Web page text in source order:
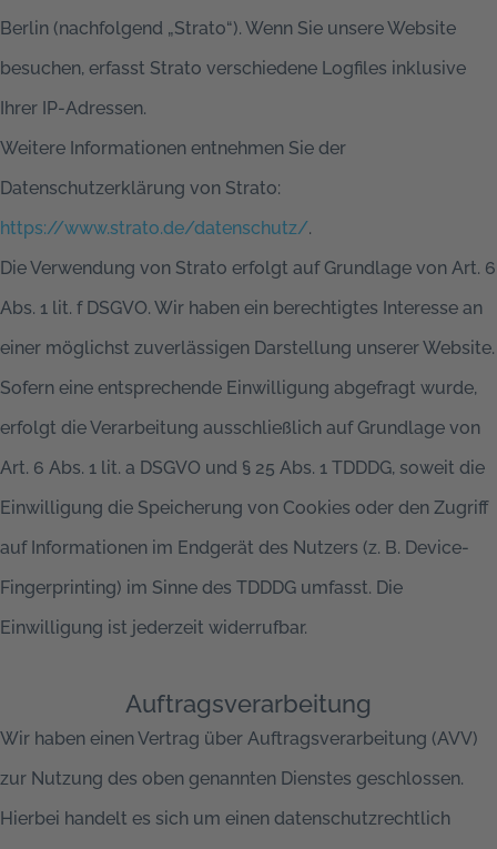
Berlin (nachfolgend „Strato“). Wenn Sie unsere Website
besuchen, erfasst Strato verschiedene Logfiles inklusive
Ihrer IP-Adressen.
Weitere Informationen entnehmen Sie der
Datenschutzerklärung von Strato:
https://www.strato.de/datenschutz/.
Die Verwendung von Strato erfolgt auf Grundlage von Art. 6
Abs. 1 lit. f DSGVO. Wir haben ein berechtigtes Interesse an
einer möglichst zuverlässigen Darstellung unserer Website.
Sofern eine entsprechende Einwilligung abgefragt wurde,
erfolgt die Verarbeitung ausschließlich auf Grundlage von
Art. 6 Abs. 1 lit. a DSGVO und § 25 Abs. 1 TDDDG, soweit die
Einwilligung die Speicherung von Cookies oder den Zugriff
auf Informationen im Endgerät des Nutzers (z. B. Device-
Fingerprinting) im Sinne des TDDDG umfasst. Die
Einwilligung ist jederzeit widerrufbar.
Auftragsverarbeitung
Wir haben einen Vertrag über Auftragsverarbeitung (AVV)
zur Nutzung des oben genannten Dienstes geschlossen.
Hierbei handelt es sich um einen datenschutzrechtlich